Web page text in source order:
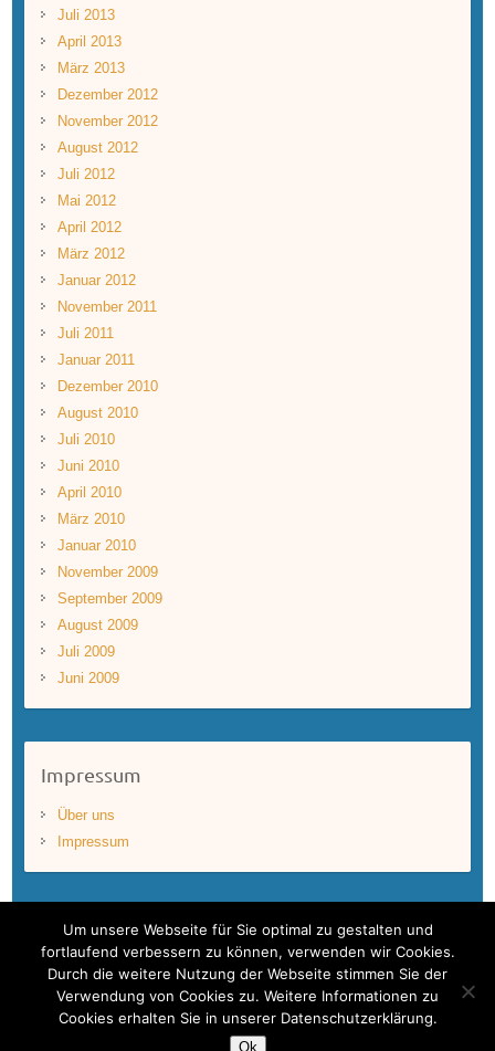
Juli 2013
April 2013
März 2013
Dezember 2012
November 2012
August 2012
Juli 2012
Mai 2012
April 2012
März 2012
Januar 2012
November 2011
Juli 2011
Januar 2011
Dezember 2010
August 2010
Juli 2010
Juni 2010
April 2010
März 2010
Januar 2010
November 2009
September 2009
August 2009
Juli 2009
Juni 2009
Impressum
Über uns
Impressum
Copyright © 2026BLUEWAVEFILMS. Theme by ColorlibPowered by
WordPress
Bluewavefilms – One World. One Ocean.
Um unsere Webseite für Sie optimal zu gestalten und
fortlaufend verbessern zu können, verwenden wir Cookies.
Durch die weitere Nutzung der Webseite stimmen Sie der
Verwendung von Cookies zu. Weitere Informationen zu
Cookies erhalten Sie in unserer Datenschutzerklärung.
Ok